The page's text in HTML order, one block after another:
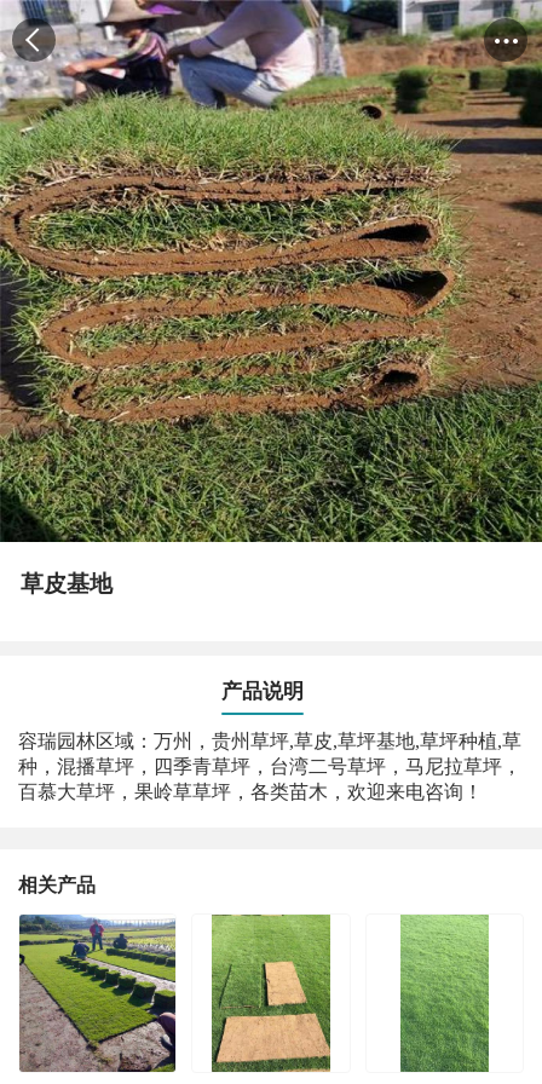
草皮基地
产品说明
容瑞园林区域：万州，贵州草坪,草皮,草坪基地,草坪种植,草
种，混播草坪，四季青草坪，台湾二号草坪，马尼拉草坪，
百慕大草坪，果岭草草坪，各类苗木，欢迎来电咨询！
相关产品